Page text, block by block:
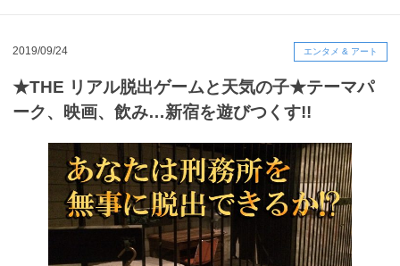
2019/09/24 エンタメ & アート
★THE リアル脱出ゲームと天気の子★テーマパ
ーク、映画、飲み…新宿を遊びつくす!!